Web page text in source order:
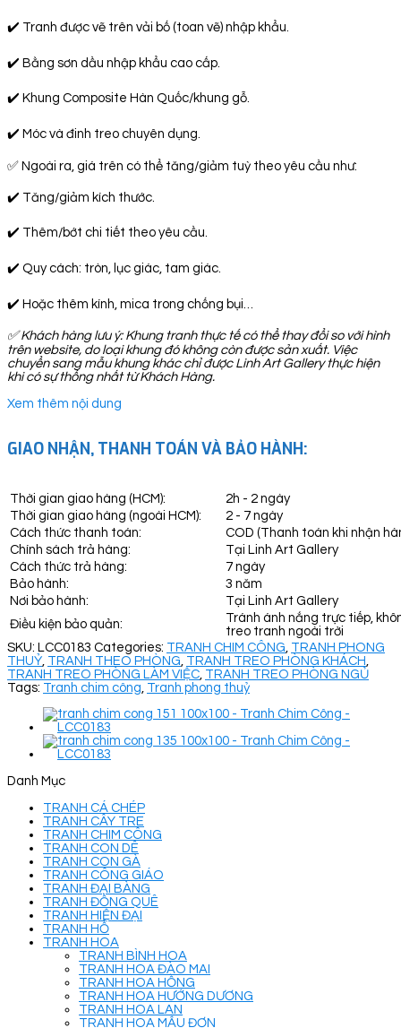
✔️ Tranh được vẽ trên vải bố (toan vẽ) nhập khẩu.
✔️ Bằng sơn dầu nhập khẩu cao cấp.
✔️ Khung Composite Hàn Quốc/khung gỗ.
✔️ Móc và đinh treo chuyên dụng.
✅ Ngoài ra, giá trên có thể tăng/giảm tuỳ theo yêu cầu như:
✔️ Tăng/giảm kích thước.
✔️ Thêm/bớt chi tiết theo yêu cầu.
✔️ Quy cách: tròn, lục giác, tam giác.
✔️ Hoặc thêm kính, mica trong chống bụi…
✅Khách hàng lưu ý: Khung tranh thực tế có thể thay đổi so với hình
trên website, do loại khung đó không còn được sản xuất. Việc
chuyển sang mẫu khung khác chỉ được Linh Art Gallery thực hiện
khi có sự thống nhất từ Khách Hàng.
Xem thêm nội dung
GIAO NHẬN, THANH TOÁN VÀ BẢO HÀNH:
Thời gian giao hàng (HCM):
2h - 2 ngày
Thời gian giao hàng (ngoài HCM):
2 - 7 ngày
Cách thức thanh toán:
COD (Thanh toán khi nhận
Chính sách trả hàng:
Tại Linh Art Gallery
Cách thức trả hàng:
7 ngày
Bảo hành:
3 năm
Nơi bảo hành:
Tại Linh Art Gallery
Điều kiện bảo quản:
Tránh ánh nắng trực tiếp,
treo tranh ngoài trời
SKU: LCC0183 Categories: TRANH CHIM CÔNG TRANH PHONG
THUỶ TRANH THEO PHÒNG TRANH TREO PHÒNG KHÁCH
TRANH TREO PHÒNG LÀM VIỆC TRANH TREO PHÒNG NGỦ
Tags: Tranh chim công Tranh phong thuỷ
Danh Mục
TRANH CÁ CHÉP
TRANH CÂY TRE
TRANH CHIM CÔNG
TRANH CON DÊ
TRANH CON GÀ
TRANH CÔNG GIÁO
TRANH ĐẠI BÀNG
TRANH ĐỒNG QUÊ
TRANH HIỆN ĐẠI
TRANH HỔ
TRANH HOA
TRANH BÌNH HOA
TRANH HOA ĐÀO MAI
TRANH HOA HỒNG
TRANH HOA HƯỚNG DƯƠNG
TRANH HOA LAN
TRANH HOA MẪU ĐƠN